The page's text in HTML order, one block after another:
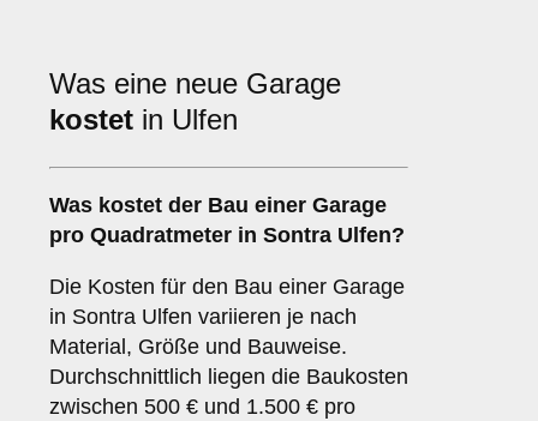
Was eine neue Garage
kostet in Ulfen
Was kostet der Bau einer Garage
pro Quadratmeter in Sontra Ulfen?
Die Kosten für den Bau einer Garage
in Sontra Ulfen variieren je nach
Material, Größe und Bauweise.
Durchschnittlich liegen die Baukosten
zwischen 500 € und 1.500 € pro